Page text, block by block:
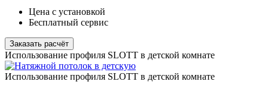
Цена с установкой
Бесплатный сервис
Заказать расчёт
Использование профиля SLOTT в детской комнате
Использование профиля SLOTT в детской комнате